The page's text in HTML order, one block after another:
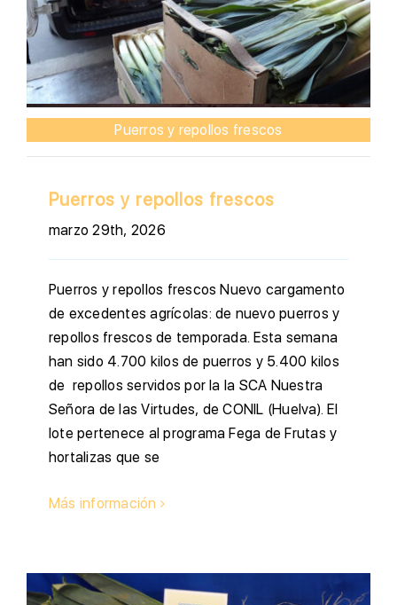
Puerros y repollos frescos
Puerros y repollos frescos
marzo 29th, 2026
Puerros y repollos frescos Nuevo cargamento
de excedentes agrícolas: de nuevo puerros y
repollos frescos de temporada. Esta semana
han sido 4.700 kilos de puerros y 5.400 kilos
de repollos servidos por la la SCA Nuestra
Señora de las Virtudes, de CONIL (Huelva). El
lote pertenece al programa Fega de Frutas y
hortalizas que se
Más información